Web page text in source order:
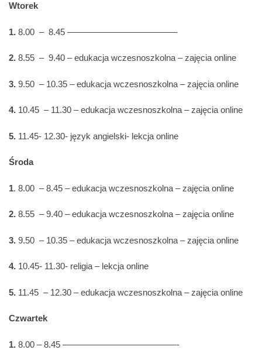
Wtorek
1. 8.00 – 8.45 ————————————–
2. 8.55 – 9.40 – edukacja wczesnoszkolna – zajęcia online
3. 9.50 – 10.35 – edukacja wczesnoszkolna – zajęcia online
4. 10.45 – 11.30 – edukacja wczesnoszkolna – zajęcia online
5. 11.45- 12.30- język angielski- lekcja online
Środa
1. 8.00 – 8.45 – edukacja wczesnoszkolna – zajęcia online
2. 8.55 – 9.40 – edukacja wczesnoszkolna – zajęcia online
3. 9.50 – 10.35 – edukacja wczesnoszkolna – zajęcia online
4. 10.45- 11.30- religia – lekcja online
5. 11.45 – 12.30 – edukacja wczesnoszkolna – zajęcia online
Czwartek
1. 8.00 – 8.45 —————————————-